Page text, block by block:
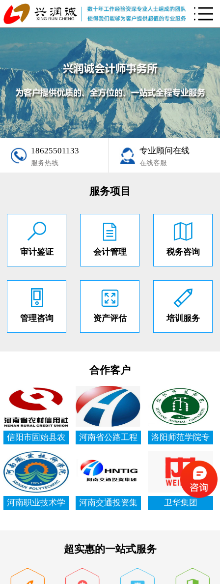
18625501133
服务热线
专业顾问在线
在线客服
服务项目
审计鉴证 会计管理 税务咨询
管理咨询 资产评估 培训服务
合作客户
信阳市固始县农
村信用社资产清
查审计
河南省公路工程
洛阳师范学院专
河南职业技术学
河南交通投资集
卫华集团
超实惠的一站式服务